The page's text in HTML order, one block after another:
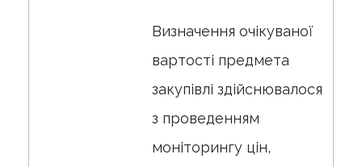
Визначення очікуваної
вартості предмета
закупівлі здійснювалося
з проведенням
моніторингу цін,